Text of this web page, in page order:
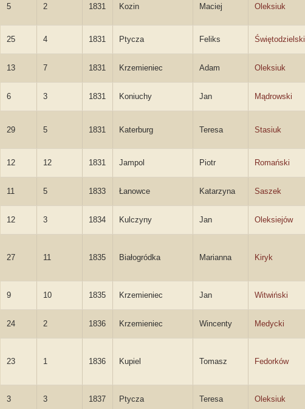
5 2 1831 Kozin Maciej Oleksiuk
25 4 1831 Ptycza Feliks Świętodzielski
13 7 1831 Krzemieniec Adam Oleksiuk
6 3 1831 Koniuchy Jan Mądrowski
29 5 1831 Katerburg Teresa Stasiuk
12 12 1831 Jampol Piotr Romański
11 5 1833 Łanowce Katarzyna Saszek
12 3 1834 Kulczyny Jan Oleksiejów
27 11 1835 Białogródka Marianna Kiryk
9 10 1835 Krzemieniec Jan Witwiński
24 2 1836 Krzemieniec Wincenty Medycki
23 1 1836 Kupiel Tomasz Fedorków
3 3 1837 Ptycza Teresa Oleksiuk